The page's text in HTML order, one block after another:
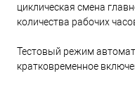
циклическая смена
количества рабочих
Тестовый режим
кратковременное